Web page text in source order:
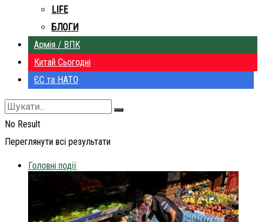
LIFE
БЛОГИ
Армія / ВПК
Китай Сьогодні
ЄС та НАТО
No Result
Переглянути всі результати
Головні події